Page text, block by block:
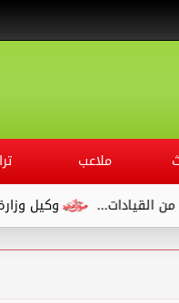
ملاعب
وزارة الصحة بقنا يبدأ